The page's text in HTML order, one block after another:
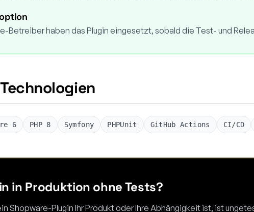
Betreiber haben das Plugin eingesetzt, sobald die Test- und
6 PHP 8 Symfony PHPUnit GitHub Actions CI/CD
in Produktion ohne Tests?
Shopware-Plugin Ihr Produkt oder Ihre Abhängigkeit ist, ist